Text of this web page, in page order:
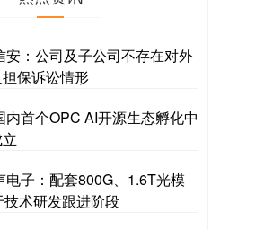
安：公司及子公司不存在对外
保诉讼情形
内首个OPC AI开源生态孵化中
电子：配套800G、1.6T光模
术研发跟进阶段